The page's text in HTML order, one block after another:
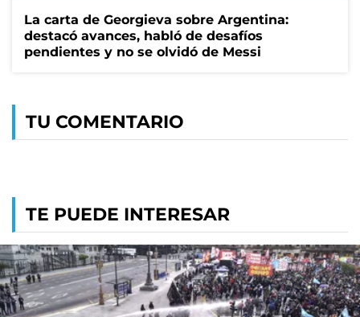
La carta de Georgieva sobre Argentina:
destacó avances, habló de desafíos
pendientes y no se olvidó de Messi
TU COMENTARIO
TE PUEDE INTERESAR